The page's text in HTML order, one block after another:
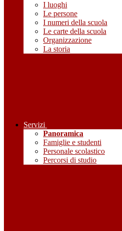
I luoghi
Le persone
I numeri della scuola
Le carte della scuola
Organizzazione
La storia
Servizi
Panoramica
Famiglie e studenti
Personale scolastico
Percorsi di studio